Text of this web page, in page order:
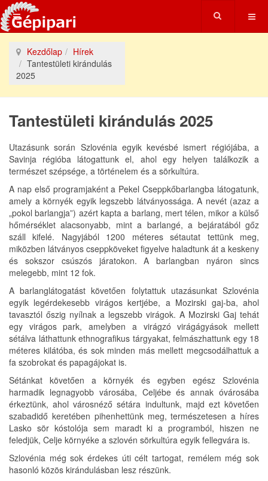
Kezdőlap
Hírek
Tantestületi kirándulás
2025
Tantestületi kirándulás 2025
Utazásunk során Szlovénia egyik kevésbé ismert régiójába, a
Savinja régióba látogattunk el, ahol egy helyen találkozik a
természet szépsége, a történelem és a sörkultúra.
A nap első programjaként a Pekel Cseppkőbarlangba látogatunk,
amely a környék egyik legszebb látványossága. A nevét (azaz a
„pokol barlangja”) azért kapta a barlang, mert télen, mikor a külső
hőmérséklet alacsonyabb, mint a barlangé, a bejáratából gőz
száll kifelé. Nagyjából 1200 méteres sétautat tettünk meg,
miközben látványos cseppköveket figyelve haladtunk át a keskeny
és sokszor csúszós járatokon. A barlangban nyáron sincs
melegebb, mint 12 fok.
A barlanglátogatást követően folytattuk utazásunkat Szlovénia
egyik legérdekesebb virágos kertjébe, a Mozirski gaj-ba, ahol
tavasztól őszig nyílnak a legszebb virágok. A Mozirski Gaj tehát
egy virágos park, amelyben a virágzó virágágyások mellett
sétálva láthattunk ethnografikus tárgyakat, felmászhattunk egy 18
méteres kilátóba, és sok minden más mellett megcsodálhattuk a
fa szobrokat és papagájokat is.
Sétánkat követően a környék és egyben egész Szlovénia
harmadik legnagyobb városába, Celjébe és annak óvárosába
érkeztünk, ahol városnéző sétára indultunk, majd ezt követően
szabadidő keretében pihenhettünk meg, természetesen a híres
Lasko sör kóstolója sem maradt ki a programból, hiszen ne
feledjük, Celje környéke a szlovén sörkultúra egyik fellegvára is.
Szlovénia még sok érdekes úti célt tartogat, remélem még sok
hasonló közös kirándulásban lesz részünk.